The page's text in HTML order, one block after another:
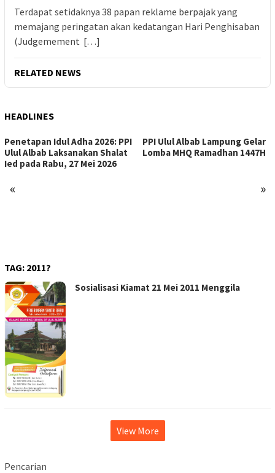
Terdapat setidaknya 38 papan reklame berpajak yang
memajang peringatan akan kedatangan Hari Penghisaban
(Judgemement […]
RELATED NEWS
HEADLINES
« »
Penetapan Idul Adha 2026: PPI
Ulul Albab Laksanakan Shalat
Ied pada Rabu, 27 Mei 2026
PPI Ulul Albab Lampung Gelar
Lomba MHQ Ramadhan 1447H
TAG: 2011?
Sosialisasi Kiamat 21 Mei 2011 Menggila
View More
Pencarian